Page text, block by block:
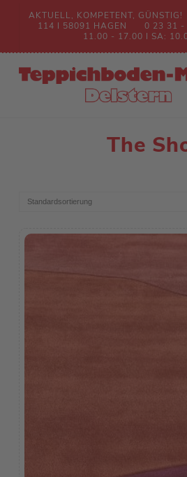
AKTUELL, KOMPETENT, GÜNSTIG!
114 I 58091 HAGEN
0 23 31 -
11.00 - 17.00 I SA:
The